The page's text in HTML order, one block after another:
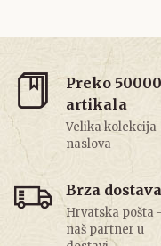
Preko 50000
artikala
Velika kolekcija
naslova
Brza dostava
Hrvatska pošta -
naš partner u